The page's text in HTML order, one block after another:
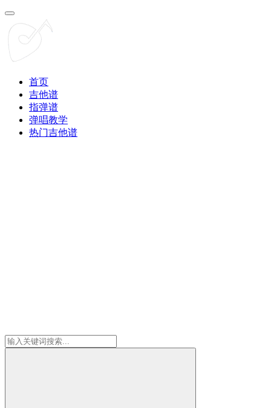
首页
吉他谱
指弹谱
弹唱教学
热门吉他谱